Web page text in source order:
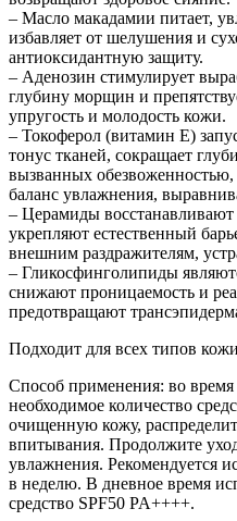
– Масло макадамии питает,
избавляет от шелушения и
антиоксидантную защиту.
– Аденозин стимулирует
глубину морщин и
упругость и молодость кожи.
– Токоферол (витамин Е)
тонус тканей, сокращает
вызванных
баланс увлажнения,
– Церамиды восстанавливают
укрепляют естественный
внешним раздражителям,
– Гликосфинголипиды
снижают проницаемость и
предотвращают
Подходит для всех типов
Способ применения: во время
необходимое количество
очищенную кожу,
впитывания. Продолжите
увлажнения. Рекомендуется
в неделю. В дневное время
средство SPF50 PA++++.